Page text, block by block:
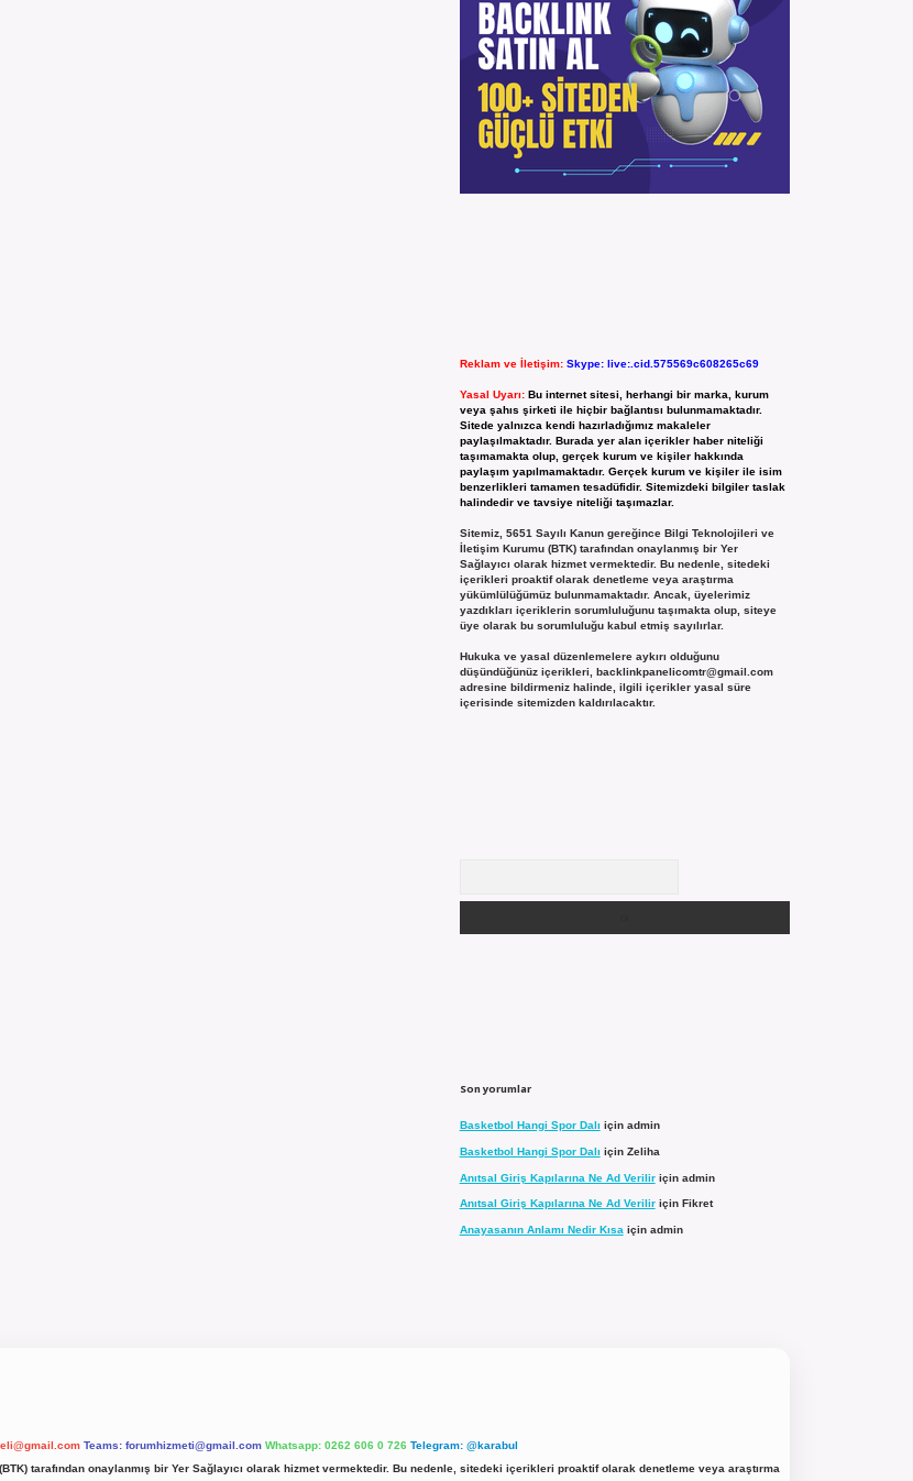
Reklam ve İletişim: Skype: live:.cid.575569c608265c69
Yasal Uyarı: Bu internet sitesi, herhangi bir marka, kurum
veya şahıs şirketi ile hiçbir bağlantısı bulunmamaktadır.
Sitede yalnızca kendi hazırladığımız makaleler
paylaşılmaktadır. Burada yer alan içerikler haber niteliği
taşımamakta olup, gerçek kurum ve kişiler hakkında
paylaşım yapılmamaktadır. Gerçek kurum ve kişiler ile isim
benzerlikleri tamamen tesadüfidir. Sitemizdeki bilgiler taslak
halindedir ve tavsiye niteliği taşımazlar.
Sitemiz, 5651 Sayılı Kanun gereğince Bilgi Teknolojileri ve
İletişim Kurumu (BTK) tarafından onaylanmış bir Yer
Sağlayıcı olarak hizmet vermektedir. Bu nedenle, sitedeki
içerikleri proaktif olarak denetleme veya araştırma
yükümlülüğümüz bulunmamaktadır. Ancak, üyelerimiz
yazdıkları içeriklerin sorumluluğunu taşımakta olup, siteye
üye olarak bu sorumluluğu kabul etmiş sayılırlar.
Hukuka ve yasal düzenlemelere aykırı olduğunu
düşündüğünüz içerikleri, backlinkpanelicomtr@gmail.com
adresine bildirmeniz halinde, ilgili içerikler yasal süre
içerisinde sitemizden kaldırılacaktır.
Son yorumlar
Basketbol Hangi Spor Dalı için admin
Basketbol Hangi Spor Dalı için Zeliha
Anıtsal Giriş Kapılarına Ne Ad Veriliriçin admin
Anıtsal Giriş Kapılarına Ne Ad Veriliriçin Fikret
Anayasanın Anlamı Nedir Kısa için admin
Teams: forumhizmeti@gmail.com Whatsapp: 0262 606 0 726 Telegram: @karabul
tarafından onaylanmış bir Yer Sağlayıcı olarak hizmet vermektedir. Bu nedenle, sitedeki içerikleri proaktif olarak denetleme veya araştırma